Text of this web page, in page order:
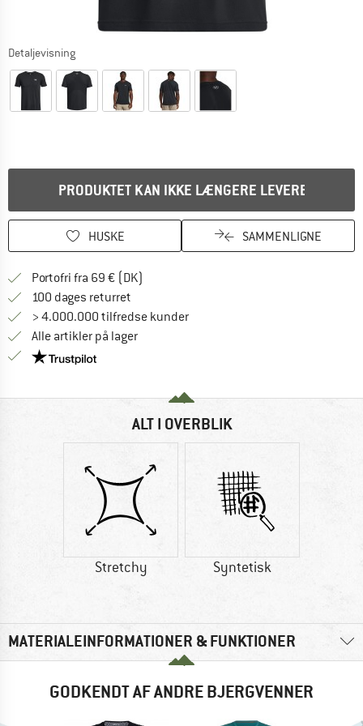
Detaljevisning
PRODUKTET KAN IKKE LÆNGERE LEVERES
HUSKE SAMMENLIGNE
Portofri fra 69 € (DK)
100 dages returret
> 4.000.000 tilfredse kunder
Alle artikler på lager
Vi er Trustpilot-certificeret - oplysningerne får du
ALT I OVERBLIK
Stretchy Syntetisk
MATERIALEINFORMATIONER & FUNKTIONER
GODKENDT AF ANDRE BJERGVENNER